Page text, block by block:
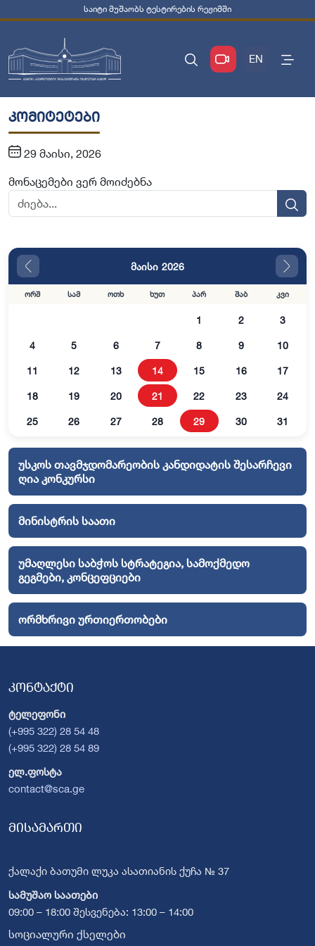
საიტი მუშაობს ტესტირების რეჟიმში
EN
კომიტეტები
29 მაისი, 2026
მონაცემები ვერ მოიძებნა
მაისი 2026
ორშ სამ ოთხ ხუთ პარ შაბ კვი
1 2 3
4 5 6 7 8 9 10
11 12 13 14 15 16 17
18 19 20 21 22 23 24
25 26 27 28 29 30 31
უსკოს თავმჯდომარეობის კანდიდატის შესარჩევი
ღია კონკურსი
მინისტრის საათი
უმაღლესი საბჭოს სტრატეგია, სამოქმედო
გეგმები, კონცეფციები
ორმხრივი ურთიერთობები
კონტაქტი
ტელეფონი
(+995 322) 28 54 48
(+995 322) 28 54 89
ელ.ფოსტა
contact@sca.ge
მისამართი
ქალაქი ბათუმი ლუკა ასათიანის ქუჩა № 37
სამუშაო საათები
09:00 – 18:00 შესვენება: 13:00 – 14:00
სოციალური ქსელები